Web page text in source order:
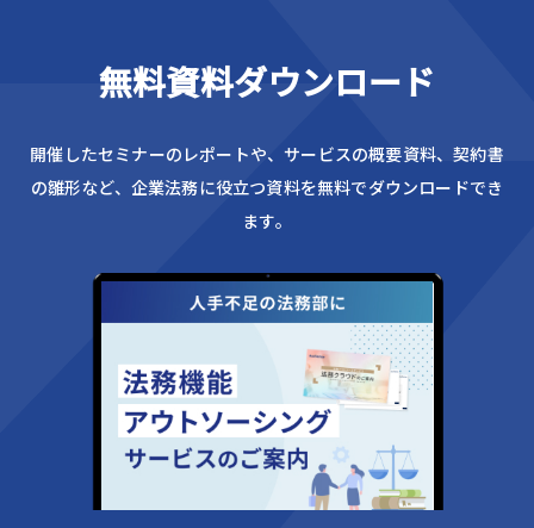
無料資料ダウンロード
開催したセミナーのレポートや、サービスの概要資料、契約書
の雛形など、企業法務に役立つ資料を無料でダウンロードでき
ます。